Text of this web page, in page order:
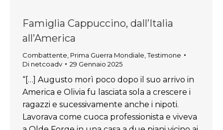
Famiglia Cappuccino, dall’Italia
all’America
Combattente Prima Guerra Mondiale ,Testimone
Di netcoadv 29 Gennaio 2025
“[…] Augusto morì poco dopo il suo arrivo in
America e Olivia fu lasciata sola a crescere i
ragazzi e sucessivamente anche i nipoti.
Lavorava come cuoca professionista e viveva